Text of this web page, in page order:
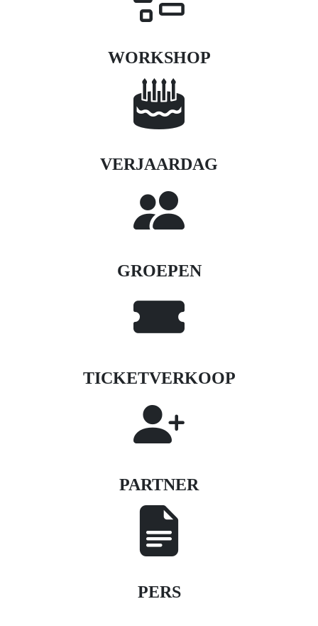
WORKSHOP
VERJAARDAG
GROEPEN
TICKETVERKOOP
PARTNER
PERS